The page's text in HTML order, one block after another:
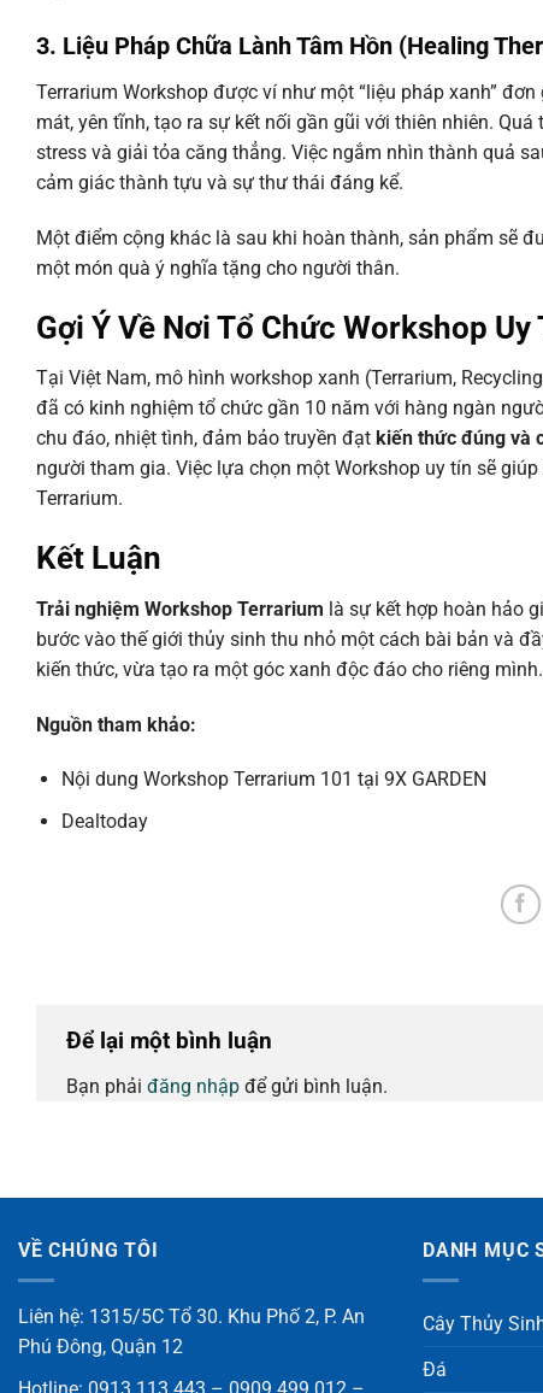
3. Liệu Pháp Chữa Lành Tâm Hồn (Healing
Terrarium Workshop được ví như một “liệu pháp xanh”
mát, yên tĩnh, tạo ra sự kết nối gần gũi với thiên nhiên.
stress và giải tỏa căng thẳng. Việc ngắm nhìn thành quả
cảm giác thành tựu và sự thư thái đáng kể.
Một điểm cộng khác là sau khi hoàn thành, sản phẩm sẽ
một món quà ý nghĩa tặng cho người thân.
Gợi Ý Về Nơi Tổ Chức Workshop Uy
Tại Việt Nam, mô hình workshop xanh (Terrarium,
đã có kinh nghiệm tổ chức gần 10 năm với hàng ngàn
chu đáo, nhiệt tình, đảm bảo truyền đạt kiến thức đúng và
người tham gia. Việc lựa chọn một Workshop uy tín sẽ
Terrarium.
Kết Luận
Trải nghiệm Workshop Terrarium là sự kết hợp hoàn hảo
bước vào thế giới thủy sinh thu nhỏ một cách bài bản và
kiến thức, vừa tạo ra một góc xanh độc đáo cho riêng mình.
Nguồn tham khảo:
Nội dung Workshop Terrarium 101 tại 9X GARDEN
Dealtoday
Để lại một bình luận
Bạn phải đăng nhập để gửi bình luận.
VỀ CHÚNG TÔI
Liên hệ: 1315/5C Tổ 30. Khu Phố 2, P. An
Phú Đông, Quận 12
Hotline: 0913.113.443 – 0909.499.012 –
DANH MỤC
Cây Thủy
Đá